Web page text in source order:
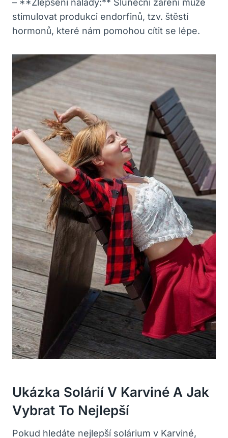
– **Zlepšení nálady:** Sluneční záření může
stimulovat produkci endorfinů, tzv. štěstí
hormonů, které nám pomohou cítit se lépe.
Ukázka Solárií V Karviné A Jak
Vybrat To Nejlepší
Pokud hledáte nejlepší solárium v Karviné,